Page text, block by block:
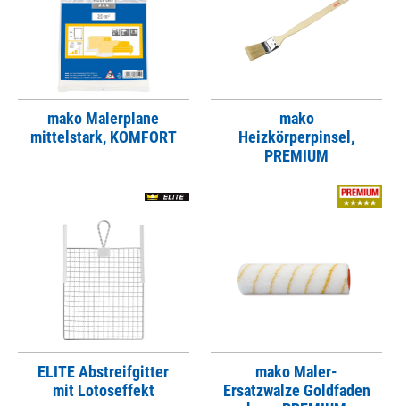
mako Malerplane
mittelstark, KOMFORT
mako
Heizkörperpinsel,
PREMIUM
ELITE Abstreifgitter
mit Lotoseffekt
mako Maler-
Ersatzwalze Goldfaden